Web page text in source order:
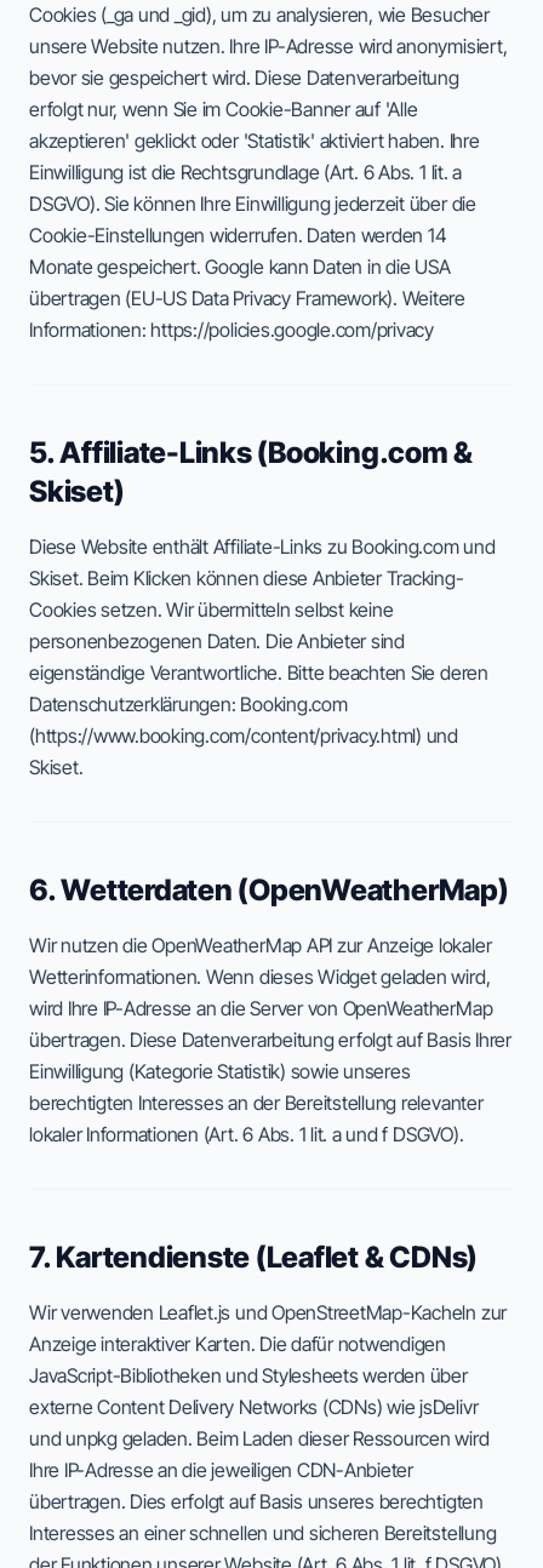
Cookies (_ga und _gid), um zu analysieren, wie Besucher
unsere Website nutzen. Ihre IP-Adresse wird anonymisiert,
bevor sie gespeichert wird. Diese Datenverarbeitung
erfolgt nur, wenn Sie im Cookie-Banner auf 'Alle
akzeptieren' geklickt oder 'Statistik' aktiviert haben. Ihre
Einwilligung ist die Rechtsgrundlage (Art. 6 Abs. 1 lit. a
DSGVO). Sie können Ihre Einwilligung jederzeit über die
Cookie-Einstellungen widerrufen. Daten werden 14
Monate gespeichert. Google kann Daten in die USA
übertragen (EU-US Data Privacy Framework). Weitere
Informationen: https://policies.google.com/privacy
5. Affiliate-Links (Booking.com &
Skiset)
Diese Website enthält Affiliate-Links zu Booking.com und
Skiset. Beim Klicken können diese Anbieter Tracking-
Cookies setzen. Wir übermitteln selbst keine
personenbezogenen Daten. Die Anbieter sind
eigenständige Verantwortliche. Bitte beachten Sie deren
Datenschutzerklärungen: Booking.com
(https://www.booking.com/content/privacy.html) und
Skiset.
6. Wetterdaten (OpenWeatherMap)
Wir nutzen die OpenWeatherMap API zur Anzeige lokaler
Wetterinformationen. Wenn dieses Widget geladen wird,
wird Ihre IP-Adresse an die Server von OpenWeatherMap
übertragen. Diese Datenverarbeitung erfolgt auf Basis Ihrer
Einwilligung (Kategorie Statistik) sowie unseres
berechtigten Interesses an der Bereitstellung relevanter
lokaler Informationen (Art. 6 Abs. 1 lit. a und f DSGVO).
7. Kartendienste (Leaflet & CDNs)
Wir verwenden Leaflet.js und OpenStreetMap-Kacheln zur
Anzeige interaktiver Karten. Die dafür notwendigen
JavaScript-Bibliotheken und Stylesheets werden über
externe Content Delivery Networks (CDNs) wie jsDelivr
und unpkg geladen. Beim Laden dieser Ressourcen wird
Ihre IP-Adresse an die jeweiligen CDN-Anbieter
übertragen. Dies erfolgt auf Basis unseres berechtigten
Interesses an einer schnellen und sicheren Bereitstellung